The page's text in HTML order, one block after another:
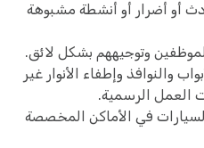
أو أضرار أو أنشطة مشبوهة
وتوجيههم بشكل لائق.
والنوافذ وإطفاء الأنوار غير
العمل الرسمية.
في الأماكن المخصصة